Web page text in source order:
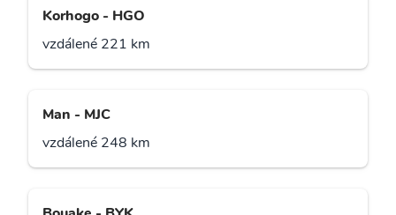
Korhogo - HGO
vzdálené 221 km
Man - MJC
vzdálené 248 km